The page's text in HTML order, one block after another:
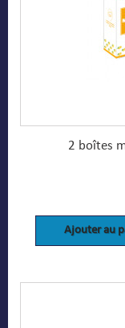
2 boîtes
Ajouter au